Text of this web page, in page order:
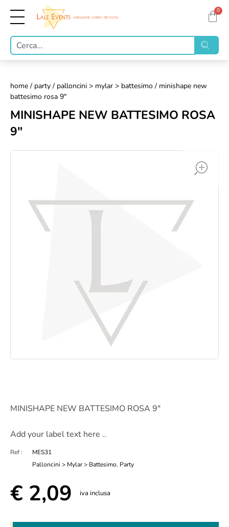
0
home / party / palloncini > mylar > battesimo / minishape new
battesimo rosa 9"
MINISHAPE NEW BATTESIMO ROSA
9"
MINISHAPE NEW BATTESIMO ROSA 9"
Add your label text here ..
Ref :
MES31
Palloncini > Mylar > Battesimo, Party
€ 2,09 iva inclusa